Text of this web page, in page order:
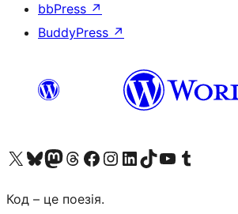
bbPress ↗
BuddyPress ↗
Visit our X (formerly Twitter) account
Visit our Bluesky account
Завітайте до нашої стрічки в Mastodon
Visit our Threads account
Завітайте на нашу сторінку в Facebook
Visit our Instagram account
Visit our LinkedIn account
Visit our TikTok account
Visit our YouTube channel
Visit our Tumblr account
Код – це поезія.